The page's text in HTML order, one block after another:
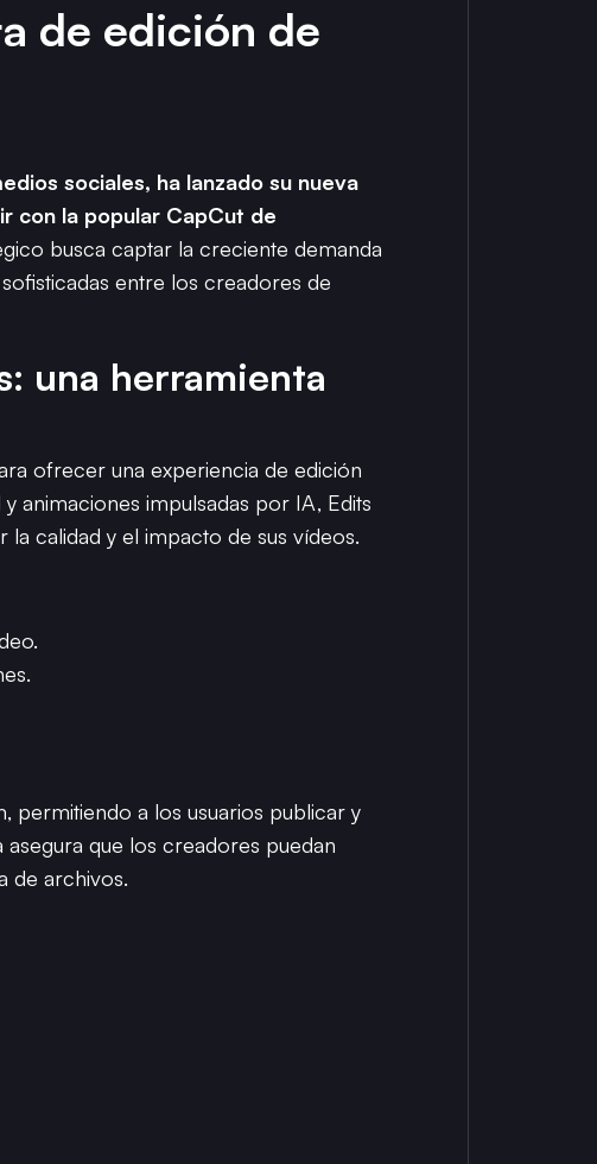
de edición de
sociales, ha lanzado su nueva
con la popular CapCut de
busca captar la creciente demanda
entre los creadores de
una herramienta
ofrecer una experiencia de edición
animaciones impulsadas por IA, Edits
calidad y el impacto de sus vídeos.
permitiendo a los usuarios publicar y
que los creadores puedan
de archivos.